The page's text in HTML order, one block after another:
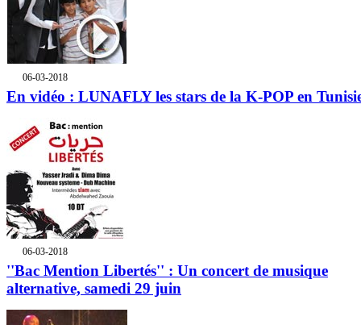
06-03-2018
En vidéo : LUNAFLY les stars de la K-POP en
06-03-2018
''Bac Mention Libertés'' : Un concert de musique
alternative, samedi 29 juin